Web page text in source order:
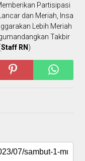
Partisipasi
dan Meriah, Insa
Lebih Meriah
Takbir
Staff RN )